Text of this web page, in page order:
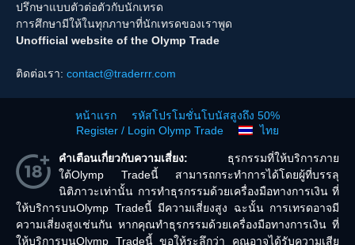
ปรึกษาแบบตัวต่อตัวกับนักเทรด
การศึกษามีให้ในทุกภาษาที่นักเทรดของเราพูด
Unofficial website of the Olymp Trade
ติดต่อเรา: contact@traderrr.com
หน้าแรก
รหัสโปรโมชั่นโบนัสสูงถึง 50%
Register / Login Olymp Trade
ไทย
คำเตือนเกี่ยวกับความเสี่ยง: ธุรกรรมที่ให้บริการภาย
ใต้Olymp Tradeนี้ สามารถกระทำการได้โดยผู้ที่บรรลุ
นิติภาวะเท่านั้น การทำธุรกรรมด้วยเครื่องมือทางการเงิน ที่
ให้บริการบนOlymp Tradeนี้ มีความเสี่ยงสูง ฉะนั้น การเทรดอาจมี
ความเสี่ยงสูงเช่นกัน หากคุณทำธุรกรรมด้วยเครื่องมือทางการเงิน ที่
ให้บริการบนOlymp Tradeนี้ ขอให้ระลึกว่า คุณอาจได้รับความเสีย